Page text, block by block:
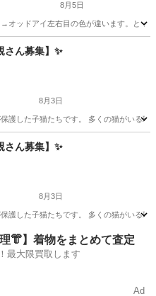
8月5日
ッドアイ左右目の色が違います。とっ
猫 去勢手術
さん募集】✨
8月3日
護した子猫たちです。 多くの猫がいる
健康状態
さん募集】✨
8月3日
護した子猫たちです。 多くの猫がいる
健康状態
👘】着物をまとめて査定
最大限買取します
Ad